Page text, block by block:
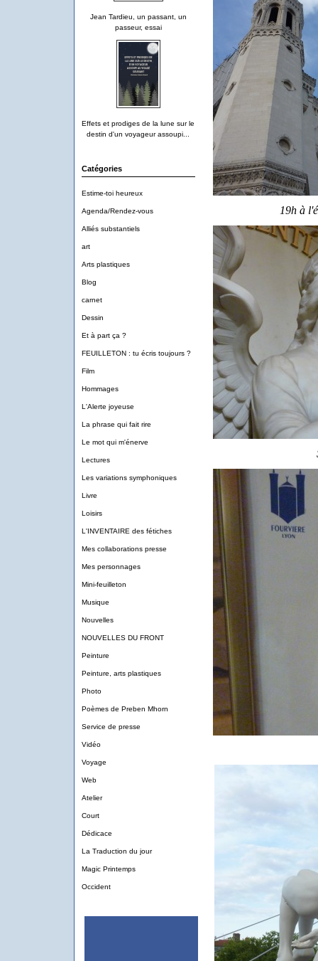
Jean Tardieu, un passant, un
passeur, essai
Effets et prodiges de la lune sur le
destin d'un voyageur assoupi...
Catégories
Estime-toi heureux
Agenda/Rendez-vous
Alliés substantiels
art
Arts plastiques
Blog
carnet
Dessin
Et à part ça ?
FEUILLETON : tu écris toujours ?
Film
Hommages
L'Alerte joyeuse
La phrase qui fait rire
Le mot qui m'énerve
Lectures
Les variations symphoniques
Livre
Loisirs
L'INVENTAIRE des fétiches
Mes collaborations presse
Mes personnages
Mini-feuilleton
Musique
Nouvelles
NOUVELLES DU FRONT
Peinture
Peinture, arts plastiques
Photo
Poèmes de Preben Mhorn
Service de presse
Vidéo
Voyage
Web
Atelier
Court
Dédicace
La Traduction du jour
Magic Printemps
Occident
19h à